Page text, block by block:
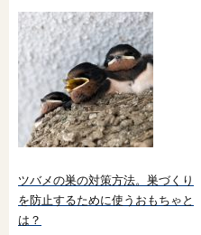
ツバメの巣の対策方法。巣づくり
を防止するために使うおもちゃと
は？